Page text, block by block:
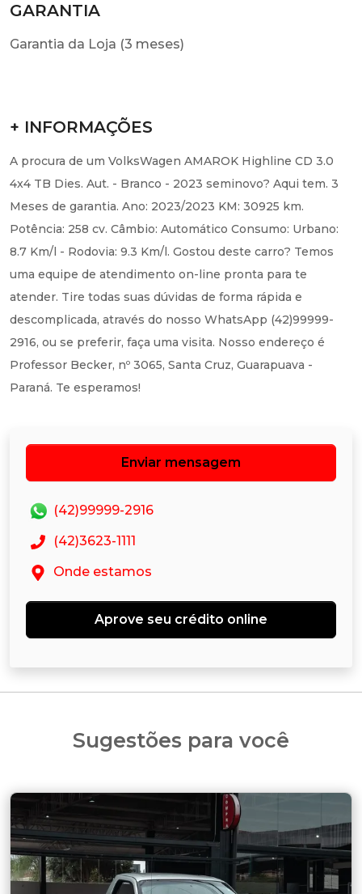
GARANTIA
Garantia da Loja (3 meses)
+ INFORMAÇÕES
A procura de um VolksWagen AMAROK Highline CD 3.0
4x4 TB Dies. Aut. - Branco - 2023 seminovo? Aqui tem. 3
Meses de garantia. Ano: 2023/2023 KM: 30925 km.
Potência: 258 cv. Câmbio: Automático Consumo: Urbano:
8.7 Km/l - Rodovia: 9.3 Km/l. Gostou deste carro? Temos
uma equipe de atendimento on-line pronta para te
atender. Tire todas suas dúvidas de forma rápida e
descomplicada, através do nosso WhatsApp (42)99999-
2916, ou se preferir, faça uma visita. Nosso endereço é
Professor Becker, nº 3065, Santa Cruz, Guarapuava -
Paraná. Te esperamos!
Enviar mensagem
(42)99999-2916
(42)3623-1111
Onde estamos
Aprove seu crédito online
Sugestões para você